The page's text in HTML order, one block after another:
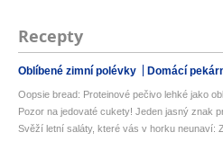
Recepty
Oblíbené zimní polévky Domácí
Oopsie bread: Proteinové pečivo lehké jako
Pozor na jedovaté cukety! Jeden jasný znak
Svěží letní saláty, které vás v horku neunaví: